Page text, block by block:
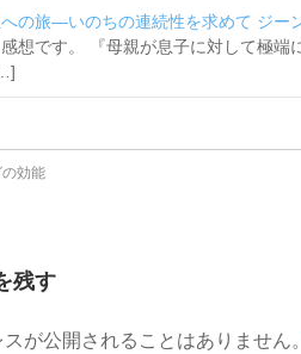
の旅―いのちの連続性を求めて ジー
想です。 『母親が息子に対して極端
の効能
残す
が公開されることはありません。